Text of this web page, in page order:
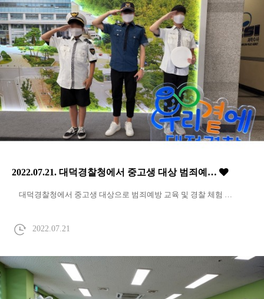
2022.07.21. 대덕경찰청에서 중고생 대상 범죄예…
대덕경찰청에서 중고생 대상으로 범죄예방 교육 및 경찰 체험 …
2022.07.21